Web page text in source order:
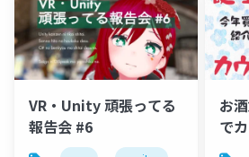
VR・Unity 頑張ってる
報告会 #6
お
で